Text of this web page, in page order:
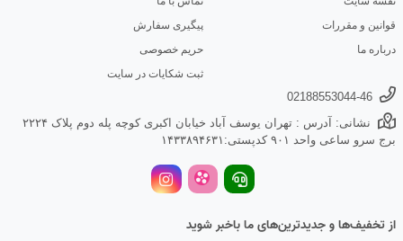
قوانین و مقررات
درباره ما
پیگیری سفارش
حریم خصوصی
ثبت شکایات در سایت
02188553044-46
نشانی: آدرس : تهران یوسف آباد خیابان اکبری کوچه پله دوم پلاک ۲۲۲۴
برج سرو ساعی واحد ۹۰۱ کدپستی:۱۴۳۳۸۹۴۶۳۱
از تخفیف‌ها و جدیدترین‌های ما باخبر شوید